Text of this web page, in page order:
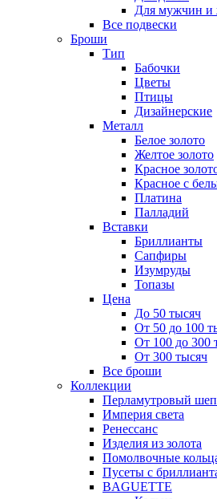
Для мужчин
Все подвески
Броши
Тип
Бабочки
Цветы
Птицы
Дизайнерские
Металл
Белое золото
Желтое золото
Красное
Красное с
Платина
Палладий
Вставки
Бриллианты
Сапфиры
Изумруды
Топазы
Цена
До 50 тысяч
От 50 до 100
От 100 до 300
От 300 тысяч
Все броши
Коллекции
Перламутровый
Империя света
Ренессанс
Изделия из золота
Помолвочные
Пусеты с
BAGUETTE